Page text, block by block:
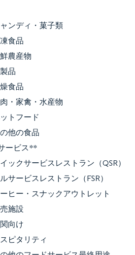
ャンディ・菓子類
食品
農産物
品
食品
・家禽・水産物
トフード
他の食品
ービス**
ックサービスレストラン（QSR）
サービスレストラン（FSR）
ーヒー・スナックアウトレット
施設
向け
ピタリティ